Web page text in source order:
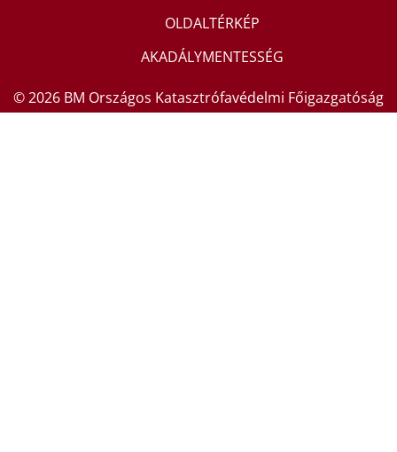
OLDALTÉRKÉP
AKADÁLYMENTESSÉG
© 2026 BM Országos Katasztrófavédelmi Főigazgatóság